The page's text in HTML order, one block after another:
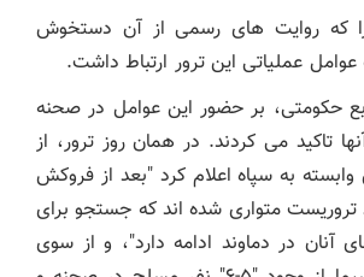
که روایت های رسمی از آن دستخوش
عملیاتی این ترور ارتباط داشت.
حکومتی، بر حضور این عوامل در صحنه
تاکید می کردند. در همان روز ترور، از
به سپاه اعلام کرد "بعد از فروکش
تروریست‌ متواری شده اند که جستجو برای
آنان در دماوند ادامه دارد"، و از سوی